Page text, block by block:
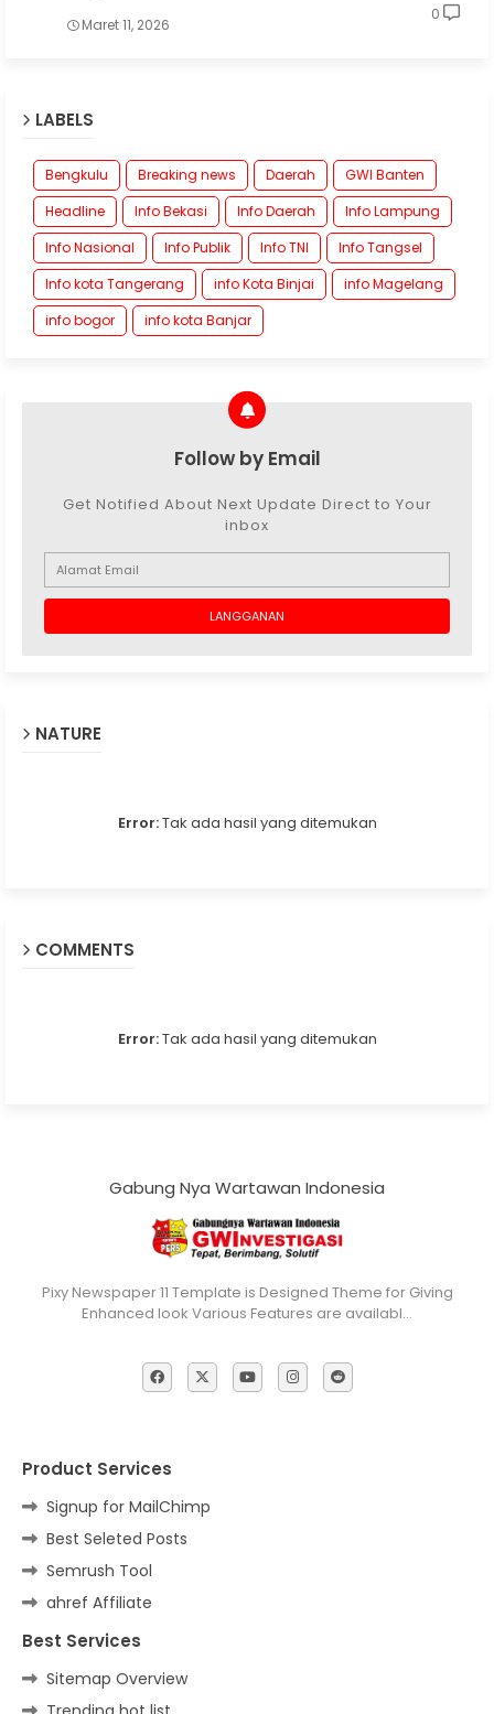
Maret 11, 2026
0
LABELS
Bengkulu Breaking news Daerah
GWI Banten
Headline
Info Bekasi Info Daerah
Info Lampung
Info Nasional
Info Publik Info TNI
Info Tangsel
Info kota Tangerang
info Kota Binjai
info Magelang
info bogor
info kota Banjar
Follow by Email
Get Notified About Next Update Direct to Your
inbox
NATURE
Error:Tak ada hasil yang ditemukan
COMMENTS
Error:Tak ada hasil yang ditemukan
Gabung Nya Wartawan Indonesia
Pixy Newspaper 11 Template is Designed Theme for Giving
Enhanced look Various Features are availabl…
Product Services
Signup for MailChimp
Best Seleted Posts
Semrush Tool
ahref Affiliate
Best Services
Sitemap Overview